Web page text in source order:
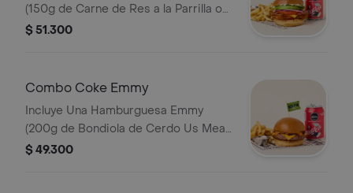
Puedes Seleccionar Que Quieres
Tomar.
(150g de Carne de Res a la Parrilla o
Pollo Crispy, Queso Americano Tipo
Tomate y Mostaza en Pan Brioche
Dorado en Mantequilla)
Acompañamiento (papas o Ensalada).
Puedes Seleccionar Que Quieres
Tomar.
$ 51.300
Combo Coke Emmy
Incluye Una Hamburguesa Emmy
(200g de Bondiola de Cerdo Us Meat
Certified, Queso Cheddar Derretido,
$ 49.300